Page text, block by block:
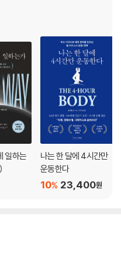
서다
일하는
나는 한 달에 4시간만
운동한다
23,400원
10%